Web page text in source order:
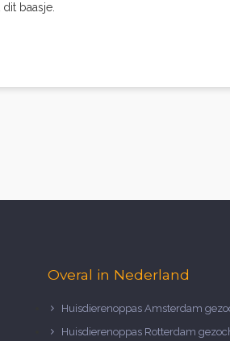
baasje.
Overal in Nederland
Huisdierenoppas Amsterdam
Huisdierenoppas Rotterdam